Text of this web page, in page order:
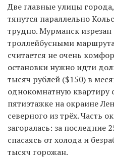
Две главные улицы
тянутся параллельно
трудно. Мурманск
троллейбусными
считается не очень
остановки нужно идти
тысяч рублей ($150) в
однокомнатную квартиру
пятиэтажке на окраине
северного из трёх. Часть
загоралась: за последние
спасаясь от холода и
тысяч горожан.